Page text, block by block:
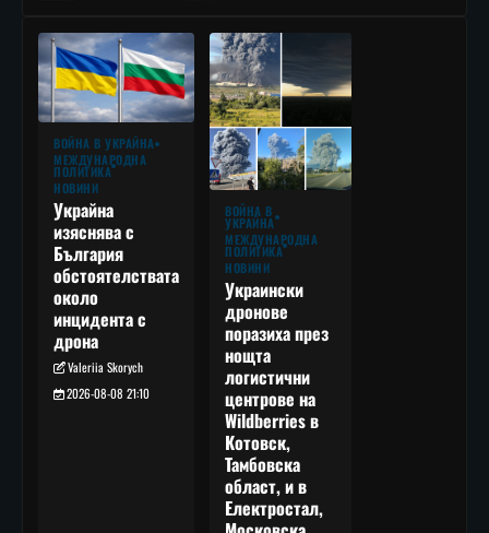
ВОЙНА В УКРАЙНА
МЕЖДУНАРОДНА
ПОЛИТИКА
НОВИНИ
Украйна
изяснява с
България
обстоятелствата
около
инцидента с
дрона
Valeriia Skorych
2026-08-08 21:10
ВОЙНА В
УКРАЙНА
МЕЖДУНАРОДНА
ПОЛИТИКА
НОВИНИ
Украински
дронове
поразиха през
нощта
логистични
центрове на
Wildberries в
Котовск,
Тамбовска
област, и в
Електростал,